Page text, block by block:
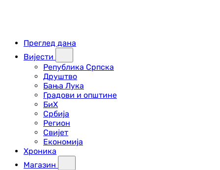
Преглед дана
Вијести
Република Српска
Друштво
Бања Лука
Градови и општине
БиХ
Србија
Регион
Свијет
Економија
Хроника
Магазин